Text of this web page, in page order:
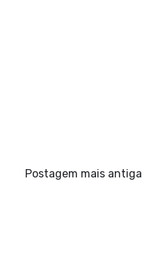
Postagem mais antiga